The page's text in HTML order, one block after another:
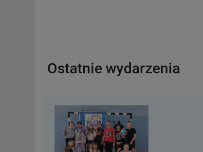
Ostatnie wydarzenia